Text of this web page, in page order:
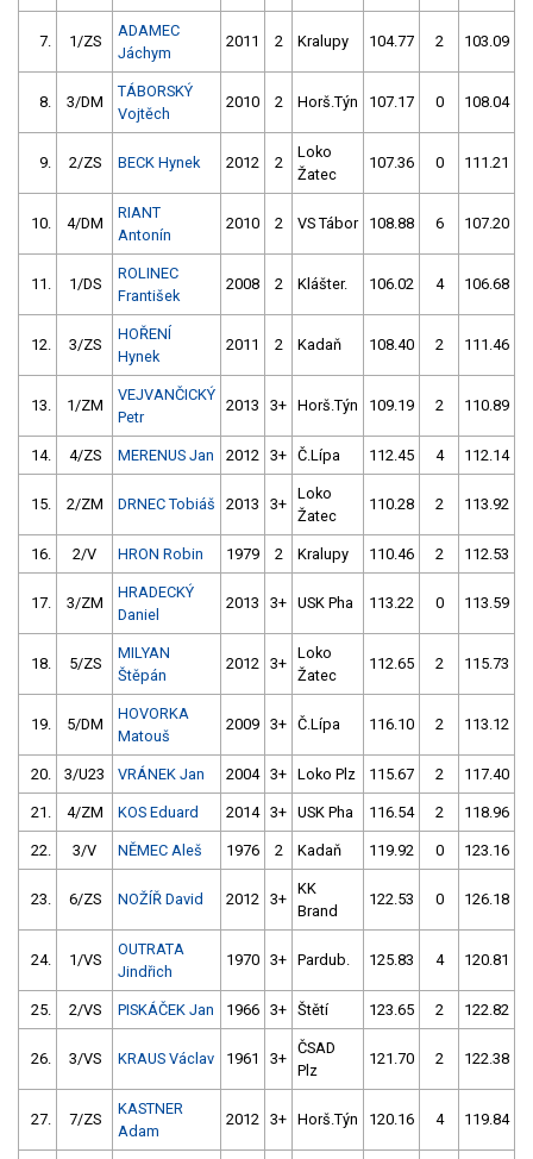
7. 1/ZS
ADAMEC
Jáchym
2011 2 Kralupy 104.77 2 103.09
8. 3/DM
TÁBORSKÝ
Vojtěch
2010 2 Horš.Týn 107.17 0 108.04
9. 2/ZS BECK Hynek 2012 2
Loko
Žatec
107.36 0 111.21
10. 4/DM
RIANT
Antonín
2010 2 VS Tábor 108.88 6 107.20
11. 1/DS
ROLINEC
František
2008 2 Klášter. 106.02 4 106.68
12. 3/ZS
HOŘENÍ
Hynek
2011 2 Kadaň 108.40 2 111.46
13. 1/ZM
VEJVANČICKÝ
Petr
2013 3+ Horš.Týn 109.19 2 110.89
14. 4/ZS MERENUS Jan 2012 3+ Č.Lípa 112.45 4 112.14
15. 2/ZM DRNEC Tobiáš 2013 3+
Loko
Žatec
110.28 2 113.92
16. 2/V HRON Robin 1979 2 Kralupy 110.46 2 112.53
17. 3/ZM
HRADECKÝ
Daniel
2013 3+ USK Pha 113.22 0 113.59
18. 5/ZS
MILYAN
Štěpán
2012 3+
Loko
Žatec
112.65 2 115.73
19. 5/DM
HOVORKA
Matouš
2009 3+ Č.Lípa 116.10 2 113.12
20. 3/U23 VRÁNEK Jan 2004 3+ Loko Plz 115.67 2 117.40
21. 4/ZM KOS Eduard 2014 3+ USK Pha 116.54 2 118.96
22. 3/V NĚMEC Aleš 1976 2 Kadaň 119.92 0 123.16
23. 6/ZS NOŽÍŘ David 2012 3+
KK
Brand
122.53 0 126.18
24. 1/VS
OUTRATA
Jindřich
1970 3+ Pardub. 125.83 4 120.81
25. 2/VS PISKÁČEK Jan 1966 3+ Štětí 123.65 2 122.82
26. 3/VS KRAUS Václav 1961 3+
ČSAD
Plz
121.70 2 122.38
27. 7/ZS
KASTNER
Adam
2012 3+ Horš.Týn 120.16 4 119.84